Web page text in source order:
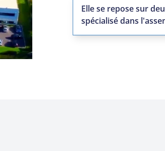
Elle se repose sur
spécialisé dans